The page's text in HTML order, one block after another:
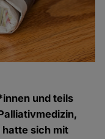
und teils
sich mit